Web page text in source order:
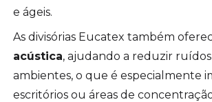
e ágeis.
As divisórias Eucatex também
acústica, ajudando a reduzir
ambientes, o que é especialmente
escritórios ou áreas de